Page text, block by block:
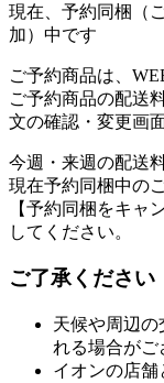
現在、予約同梱（
加）中です
ご予約商品は、
ご予約商品の配送
文の確認・変更画
今週・来週の配送
現在予約同梱中の
【予約同梱をキャ
してください。
ご了承ください
天候や周辺
れる場合がご
イオンの店